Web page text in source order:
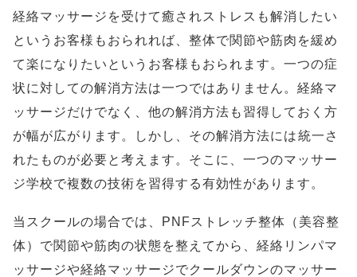
経絡マッサージを受けて癒されストレスも解消したい
というお客様もおられれば、整体で関節や筋肉を緩め
て楽になりたいというお客様もおられます。一つの症
状に対しての解消方法は一つではありません。経絡マ
ッサージだけでなく、他の解消方法も習得しておく方
が幅が広がります。しかし、その解消方法には統一さ
れたものが必要と考えます。そこに、一つのマッサー
ジ学校で複数の技術を習得する有効性があります。
当スクールの場合では、PNFストレッチ整体（美容整
体）で関節や筋肉の状態を整えてから、経絡リンパマ
ッサージや経絡マッサージでクールダウンのマッサー